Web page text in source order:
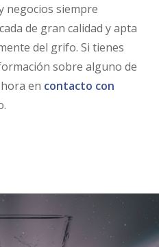
negocios siempre
de gran calidad y apta
del grifo. Si tienes
sobre alguno de
en contacto con